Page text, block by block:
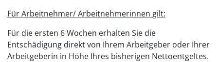
Für Arbeitnehmer/ Arbeitnehmerinnen gilt:
Für die ersten 6 Wochen erhalten Sie die
Entschädigung direkt von Ihrem Arbeitgeber oder Ihrer
Arbeitgeberin in Höhe Ihres bisherigen Nettoentgeltes.